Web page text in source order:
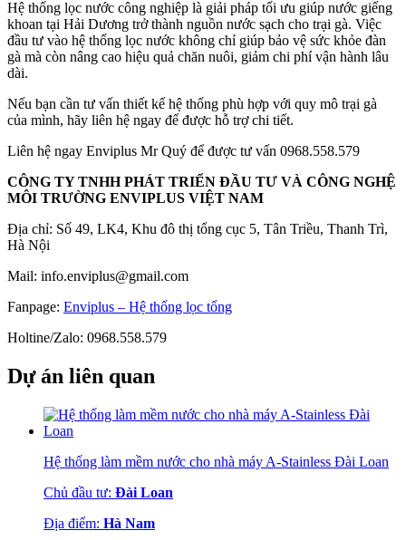
Hệ thống lọc nước công nghiệp là giải pháp tối ưu giúp nước giếng
khoan tại Hải Dương trở thành nguồn nước sạch cho trại gà. Việc
đầu tư vào hệ thống lọc nước không chỉ giúp bảo vệ sức khỏe đàn
gà mà còn nâng cao hiệu quả chăn nuôi, giảm chi phí vận hành lâu
dài.
Nếu bạn cần tư vấn thiết kế hệ thống phù hợp với quy mô trại gà
của mình, hãy liên hệ ngay để được hỗ trợ chi tiết.
Liên hệ ngay Enviplus Mr Quý để được tư vấn 0968.558.579
CÔNG TY TNHH PHÁT TRIỂN ĐẦU TƯ VÀ CÔNG NGHỆ
MÔI TRƯỜNG ENVIPLUS VIỆT NAM
Địa chỉ: Số 49, LK4, Khu đô thị tổng cục 5, Tân Triều, Thanh Trì,
Hà Nội
Mail: info.enviplus@gmail.com
Fanpage: Enviplus – Hệ thống lọc tổng
Holtine/Zalo: 0968.558.579
Dự án liên quan
Hệ thống làm mềm nước cho nhà máy A-Stainless Đài Loan
Chủ đầu tư: Đài Loan
Địa điểm: Hà Nam